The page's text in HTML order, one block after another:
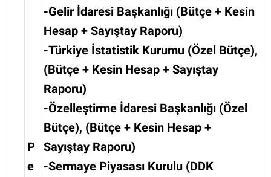
P
e
-Gelir İdaresi Başkanlığı (Bütçe + Kesin
Hesap + Sayıştay Raporu)
-Türkiye İstatistik Kurumu (Özel Bütçe),
(Bütçe + Kesin Hesap + Sayıştay
Raporu)
-Özelleştirme İdaresi Başkanlığı (Özel
Bütçe), (Bütçe + Kesin Hesap +
Sayıştay Raporu)
-Sermaye Piyasası Kurulu (DDK